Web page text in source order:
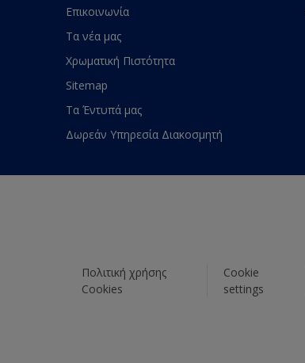
Επικοινωνία
Τα νέα μας
Χρωματική Πιστότητα
Sitemap
Τα Έντυπά μας
Δωρεάν Υπηρεσία Διακοσμητή
Πολιτική χρήσης
Cookies
Cookie
settings